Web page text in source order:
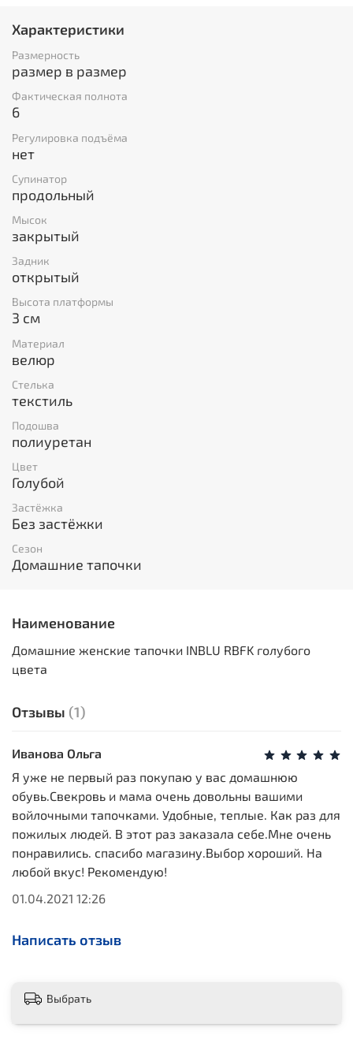
Характеристики
Размерность
размер в размер
Фактическая полнота
6
Регулировка подъёма
нет
Супинатор
продольный
Мысок
закрытый
Задник
открытый
Высота платформы
3 см
Материал
велюр
Стелька
текстиль
Подошва
полиуретан
Цвет
Голубой
Застёжка
Без застёжки
Сезон
Домашние тапочки
Наименование
Домашние женские тапочки INBLU RBFK голубого
цвета
Отзывы (1)
Иванова Ольга
Я уже не первый раз покупаю у вас домашнюю
обувь.Свекровь и мама очень довольны вашими
войлочными тапочками. Удобные, теплые. Как раз для
пожилых людей. В этот раз заказала себе.Мне очень
понравились. спасибо магазину.Выбор хороший. На
любой вкус! Рекомендую!
01.04.2021 12:26
Написать отзыв
Выбрать